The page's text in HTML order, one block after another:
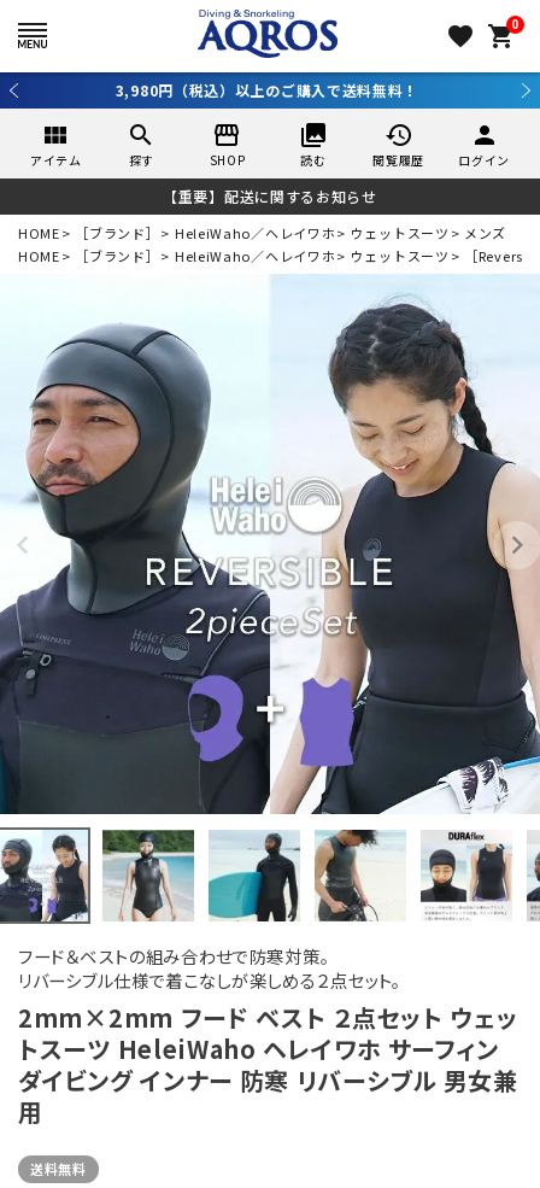
favorite 0
shopping_cart
新規アプリ会員登録で10％OFF！詳しくはコチラ ＞
view_module
アイテム
search
探す
storefront
SHOP
collections
読む
history
閲覧履歴
person
ログイン
【重要】配送に関するお知らせ
HOME ［ブランド］ HeleiWaho／ヘレイワホ ウェットスーツ
メンズ
HOME
［ブランド］ HeleiWaho／ヘレイワホ ウェットスーツ ［
フード＆ベストの組み合わせで防寒対策。
リバーシブル仕様で着こなしが楽しめる２点セット。
2mm×2mm フード ベスト ２点セット ウェッ
トスーツ HeleiWaho ヘレイワホ サーフィン
ダイビング インナー 防寒 リバーシブル 男女兼
用
送料無料